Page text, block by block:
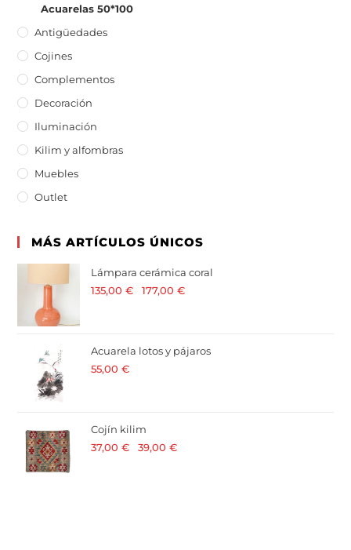
Acuarelas 50*100
Antigüedades
Cojines
Complementos
Decoración
Iluminación
Kilim y alfombras
Muebles
Outlet
MÁS ARTÍCULOS ÚNICOS
Lámpara cerámica coral
135,00€ 177,00€
Acuarela lotos y pájaros
55,00€
Cojín kilim
37,00€ 39,00€